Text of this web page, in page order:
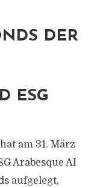
DER
ESG
am 31. März
Arabesque AI
aufgelegt,